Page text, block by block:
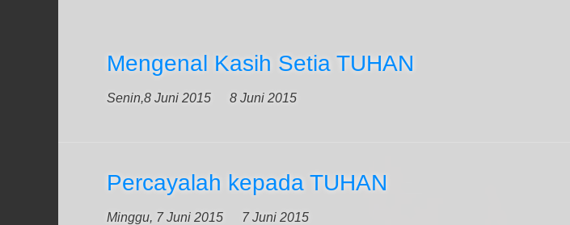
Mengenal Kasih Setia TUHAN
Senin,8 Juni 2015 8 Juni 2015
Percayalah kepada TUHAN
Minggu, 7 Juni 2015 7 Juni 2015